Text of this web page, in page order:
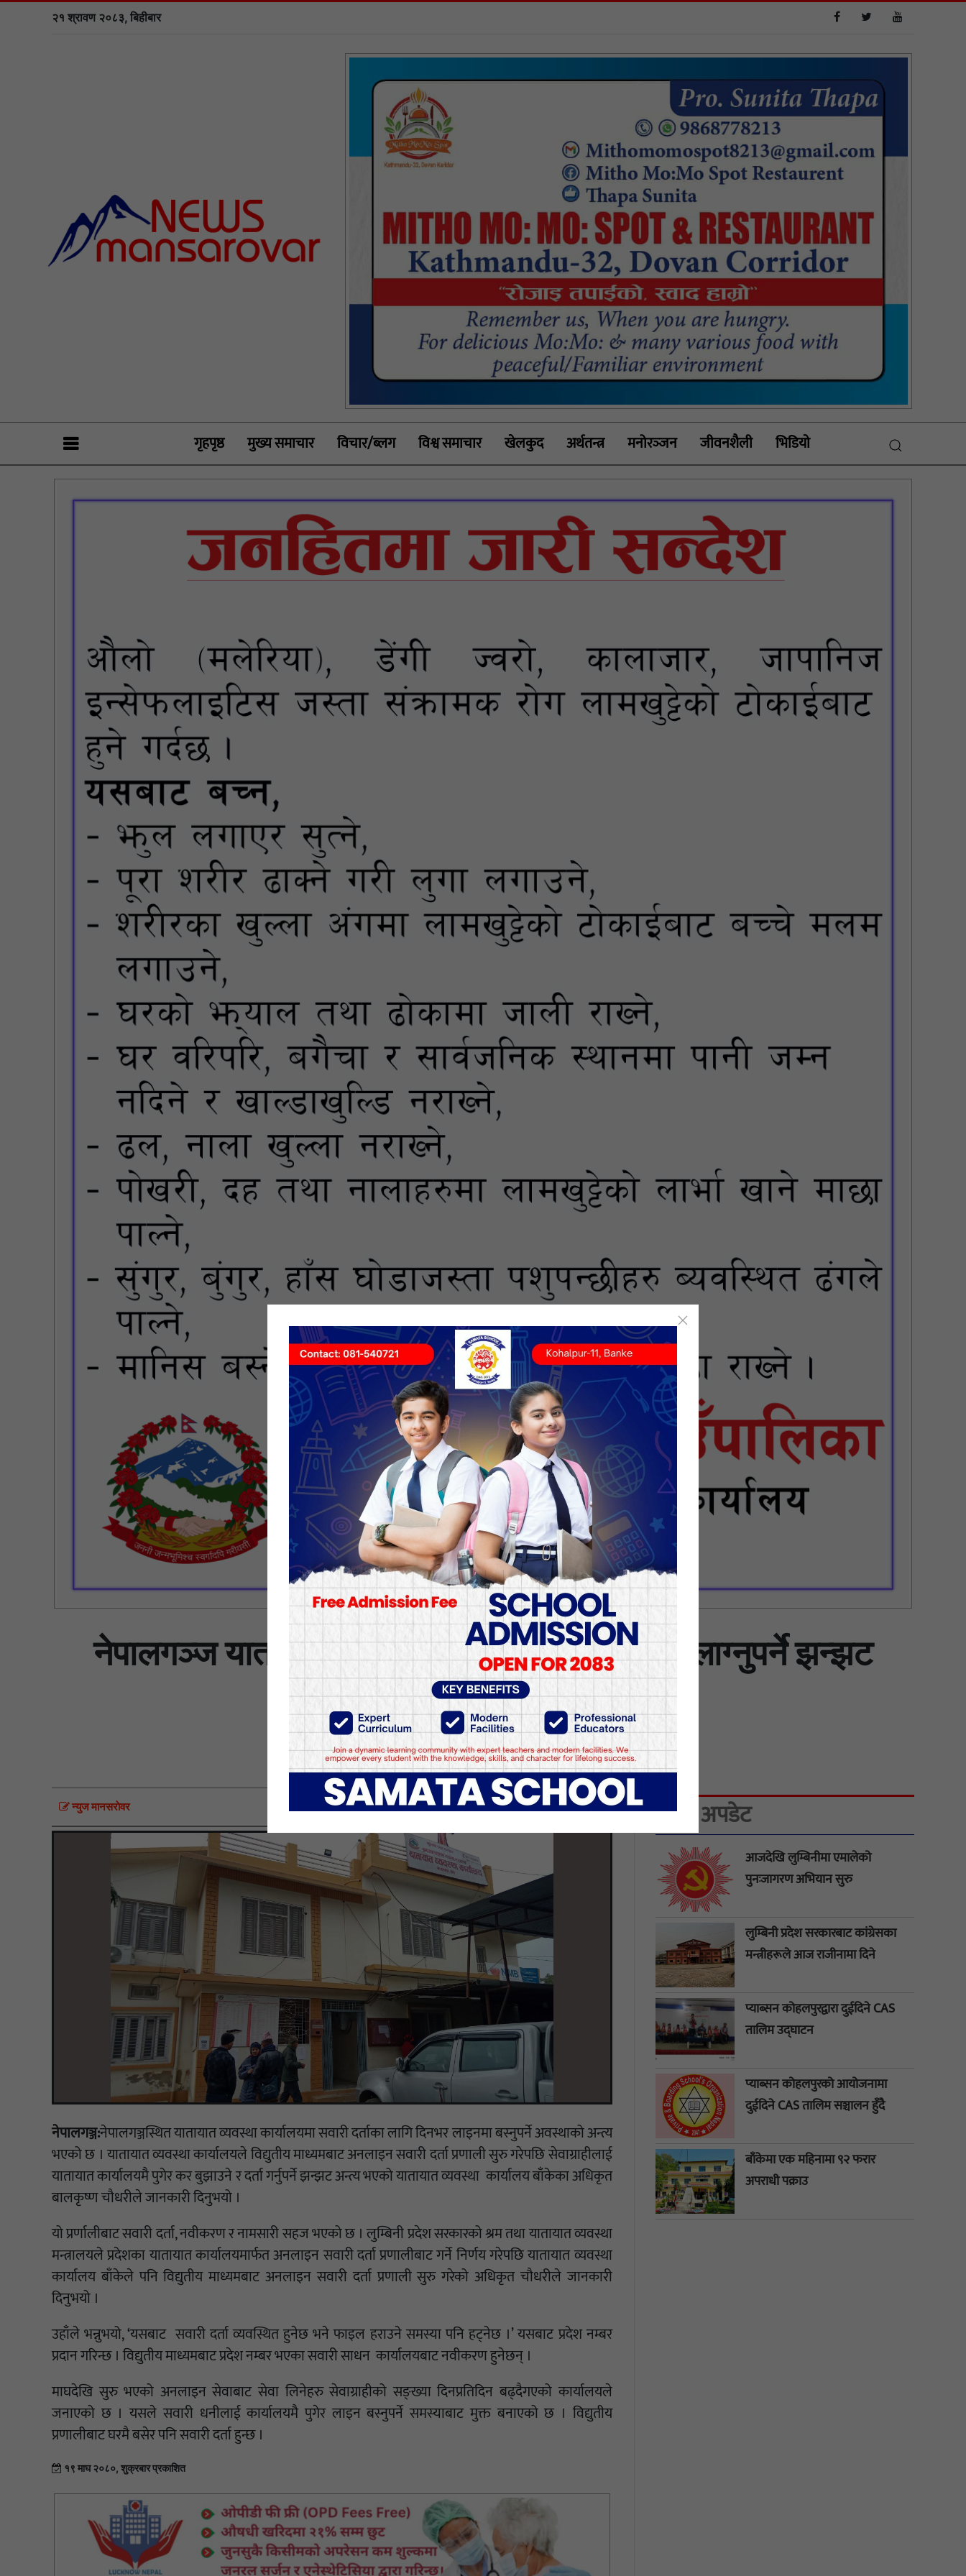
२१ श्रावण २०८३, बिहीबार
गृहपृष्ठ मुख्य समाचार विचार/ब्लग विश्व समाचार खेलकुद अर्थतन्त्र मनोरञ्‍जन जीवनशैली भिडियाे
नेपालगञ्ज यातायातमा अनलाइन सवारी दर्ता, लाईन लाग्नुपर्ने झन्झट
हट्यो
विद्युतीय प्रणालीबाट घरमै बसेर पनि सवारी दर्ता
न्युज मानसराेवर
नेपालगञ्ज:नेपालगञ्जस्थित यातायात व्यवस्था कार्यालयमा सवारी दर्ताका लागि दिनभर लाइनमा बस्नुपर्ने अवस्थाको अन्त्य
भएको छ । यातायात व्यवस्था कार्यालयले विद्युतीय माध्यमबाट अनलाइन सवारी दर्ता प्रणाली सुरु गरेपछि सेवाग्राहीलाई
यातायात कार्यालयमै पुगेर कर बुझाउने र दर्ता गर्नुपर्ने झन्झट अन्त्य भएको यातायात व्यवस्था कार्यालय बाँकेका अधिकृत
बालकृष्ण चौधरीले जानकारी दिनुभयो ।
यो प्रर्णालीबाट सवारी दर्ता, नवीकरण र नामसारी सहज भएको छ । लुम्बिनी प्रदेश सरकारको श्रम तथा यातायात व्यवस्था
मन्त्रालयले प्रदेशका यातायात कार्यालयमार्फत अनलाइन सवारी दर्ता प्रणालीबाट गर्ने निर्णय गरेपछि यातायात व्यवस्था
कार्यालय बाँकेले पनि विद्युतीय माध्यमबाट अनलाइन सवारी दर्ता प्रणाली सुरु गरेको अधिकृत चौधरीले जानकारी
दिनुभयो ।
उहाँले भन्नुभयो, ‘यसबाट सवारी दर्ता व्यवस्थित हुनेछ भने फाइल हराउने समस्या पनि हट्नेछ ।’ यसबाट प्रदेश नम्बर
प्रदान गरिन्छ । विद्युतीय माध्यमबाट प्रदेश नम्बर भएका सवारी साधन कार्यालयबाट नवीकरण हुनेछन् ।
माघदेखि सुरु भएको अनलाइन सेवाबाट सेवा लिनेहरु सेवाग्राहीको सङ्ख्या दिनप्रतिदिन बढ्दैगएको कार्यालयले
जनाएको छ । यसले सवारी धनीलाई कार्यालयमै पुगेर लाइन बस्नुपर्ने समस्याबाट मुक्त बनाएको छ । विद्युतीय
प्रणालीबाट घरमै बसेर पनि सवारी दर्ता हुन्छ ।
१९ माघ २०८०, शुक्रबार प्रकाशित
ताजा अपडेट
आजदेखि लुम्बिनीमा एमालेको
पुनःजागरण अभियान सुरु
लुम्बिनी प्रदेश सरकारबाट कांग्रेसका
मन्त्रीहरूले आज राजीनामा दिने
प्याब्सन कोहलपुरद्वारा दुईदिने CAS
तालिम उद्घाटन
प्याब्सन कोहलपुरको आयोजनामा
दुईदिने CAS तालिम सञ्चालन हुँदै
बाँकेमा एक महिनामा ९२ फरार
अपराधी पक्राउ